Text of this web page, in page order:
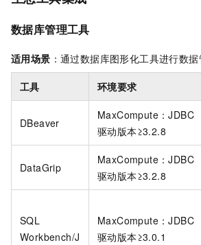
数据库管理工具
适用场景 ：通过数据库图形化工具进行数据
工具 环境要求
DBeaver
MaxCompute：JDBC
驱动版本≥3.2.8
DataGrip
MaxCompute：JDBC
驱动版本≥3.2.8
SQL
Workbench/J
MaxCompute：JDBC
驱动版本≥3.0.1